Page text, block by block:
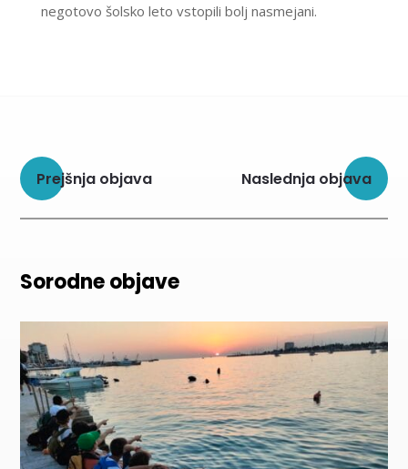
negotovo šolsko leto vstopili bolj nasmejani.
Prejšnja objava Naslednja objava
Sorodne objave